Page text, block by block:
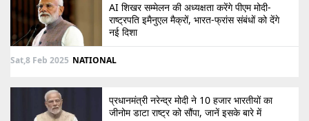
AI शिखर सम्मेलन की अध्यक्षता करेंगे पीएम मोदी-
राष्ट्रपति इमैनुएल मैक्रों, भारत-फ्रांस संबंधों को देंगे
नई दिशा
Sat,8 Feb 2025 NATIONAL
प्रधानमंत्री नरेन्द्र मोदी ने 10 हजार भारतीयों का
जीनोम डाटा राष्ट्र को सौंपा, जानें इसके बारे में